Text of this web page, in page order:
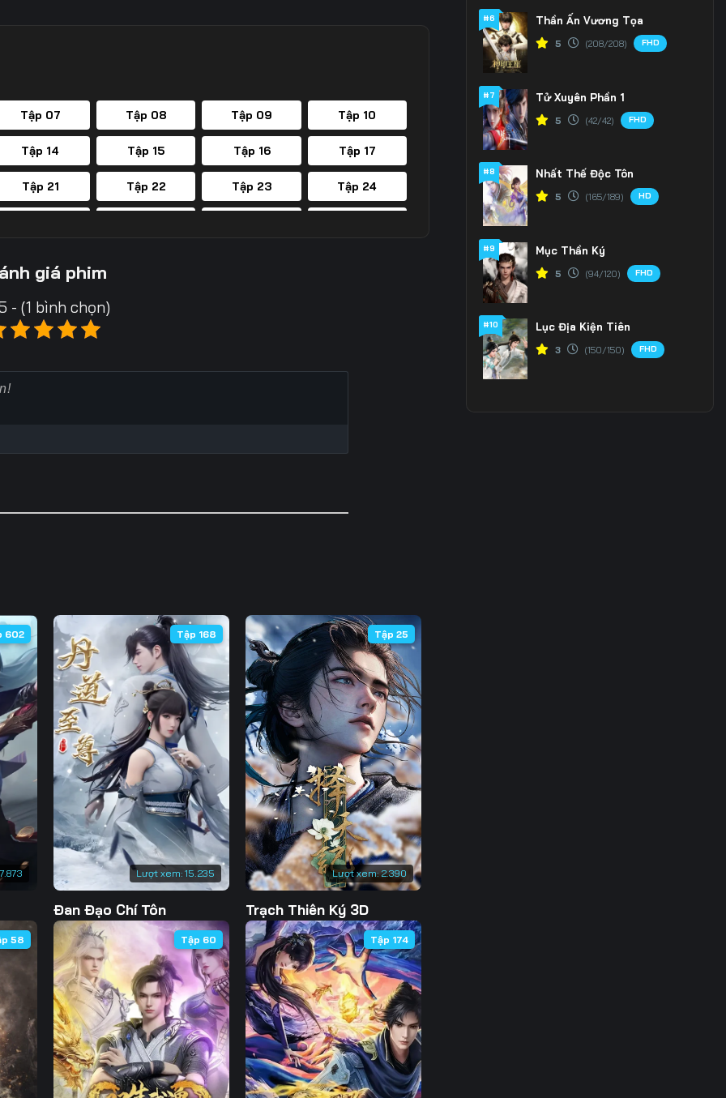
Tập 07 Tập 08 Tập 09 Tập 10
Tập 14 Tập 15 Tập 16 Tập 17
Tập 21 Tập 22 Tập 23 Tập 24
Tập 49
Tập 105 Tập 106 Tập 107 Tập 108
Tập 112 Tập 113 Tập 114 Tập 115
Tập 119 Tập 120 Tập 121 Tập 122
Tập 126 Tập 127 Tập 128 Tập 129
Tập 133 Tập 134 Tập 135 Tập 136
Tập 140 Tập 141 Tập 142 Tập 143
Tập 147 Tập 148 Tập 149 Tập 150
Tập 154 Tập 155 Tập 156 Tập 157
Tập 168 Tập 169 Tập 170 Tập 171
Tập 175 Tập 176 Tập 177 Tập 178
Tập 182 Tập 183 Tập 184 Tập 185
Tập 189 Tập 190 Tập 191 Tập 192
Tập 196 Tập 197 Tập 198 Tập 199
giá phim
- (1 bình chọn)
602
Lượt xem: 15.235
Tập 168
Đan Đạo Chí Tôn
Lượt xem:2.390
Tập 25
Trạch Thiên Ký 3D
58 Tập 60 Tập 174
#6 Thần Ấn Vương Tọa
5 (208/208) FHD
#7 Tử Xuyên Phần 1
5 (42/42) FHD
#8 Nhất Thế Độc Tôn
5 (165/189) HD
#9 Mục Thần Ký
5 (94/120) FHD
#10 Lục Địa Kiện Tiên
3 (150/150) FHD